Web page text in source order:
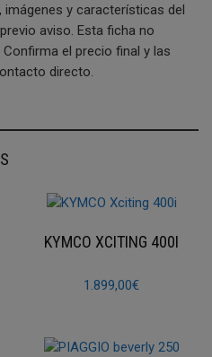
y características del
aviso. Esta ficha no
el precio final y las
directo.
KYMCO XCITING 400I
1.899,00€